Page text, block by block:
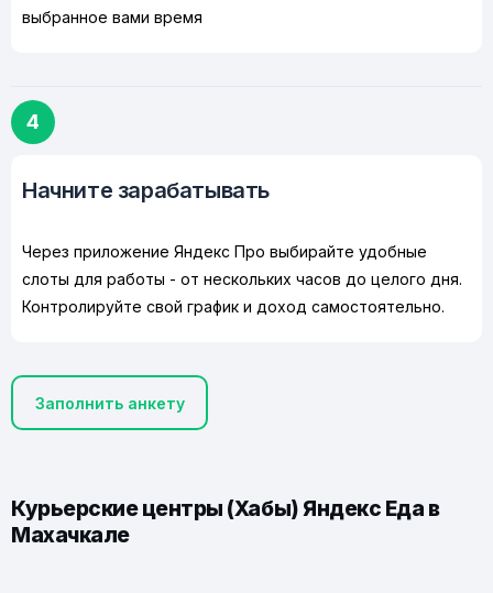
выбранное вами время
4
Начните зарабатывать
Через приложение Яндекс Про выбирайте удобные
слоты для работы - от нескольких часов до целого дня.
Контролируйте свой график и доход самостоятельно.
Заполнить анкету
Курьерские центры (Хабы) Яндекс Еда в
Махачкале